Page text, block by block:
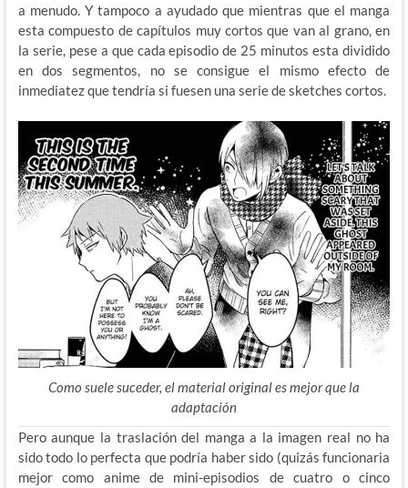
a menudo. Y tampoco a ayudado que mientras que el manga
esta compuesto de capítulos muy cortos que van al grano, en
la serie, pese a que cada episodio de 25 minutos esta dividido
en dos segmentos, no se consigue el mismo efecto de
inmediatez que tendría si fuesen una serie de sketches cortos.
Como suele suceder, el material original es mejor que la
adaptación
Pero aunque la traslación del manga a la imagen real no ha
sido todo lo perfecta que podría haber sido (quizás funcionaria
mejor como anime de mini-episodios de cuatro o cinco